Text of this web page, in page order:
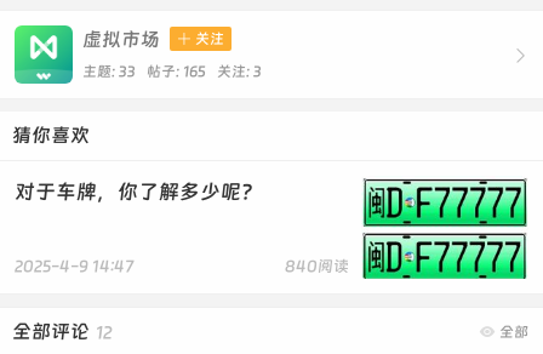
ALDNLYZBTSHCG
ALDAVHZECWUYP
ALDMPGWTQEXZU
ALDSLYVDFNWZJ
ALDRZFVODXMLB

虚拟市场  关注
主题: 33 帖子: 165 关注: 3
猜你喜欢
对于车牌，你了解多少呢？
840阅读
2025-4-9 14:47
 全部
全部评论 12